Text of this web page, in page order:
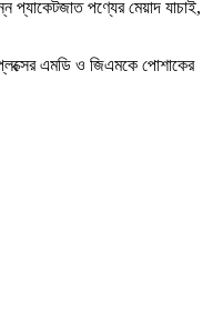
প্যাকেটজাত পণ্যের মেয়াদ যাচাই,
এমডি ও জিএমকে পোশাকের